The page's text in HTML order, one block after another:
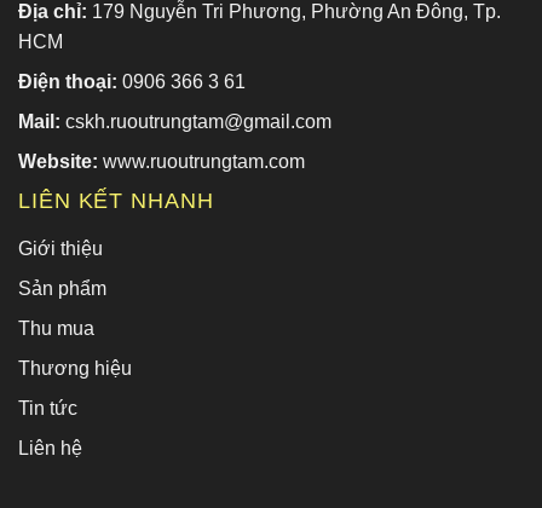
Địa chỉ: 179 Nguyễn Tri Phương, Phường An Đông, Tp.
HCM
Điện thoại: 0906 366 3 61
Mail: cskh.ruoutrungtam@gmail.com
Website: www.ruoutrungtam.com
LIÊN KẾT NHANH
Giới thiệu
Sản phẩm
Thu mua
Thương hiệu
Tin tức
Liên hệ